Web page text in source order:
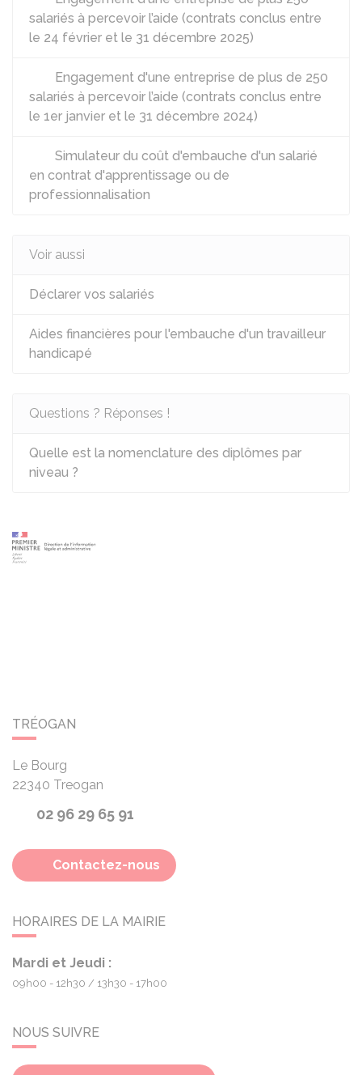
salariés à percevoir l’aide (contrats conclus entre
le 24 février et le 31 décembre 2025)
Engagement d'une entreprise de plus de 250
salariés à percevoir l’aide (contrats conclus entre
le 1er janvier et le 31 décembre 2024)
Simulateur du coût d'embauche d'un salarié
en contrat d'apprentissage ou de
professionnalisation
Voir aussi
Déclarer vos salariés
Aides financières pour l'embauche d'un travailleur
handicapé
Questions ? Réponses !
Quelle est la nomenclature des diplômes par
niveau ?
TRÉOGAN
Le Bourg
22340 Treogan
02 96 29 65 91
Contactez-nous
HORAIRES DE LA MAIRIE
Mardi et Jeudi :
09h00 - 12h30 13h30 - 17h00
NOUS SUIVRE